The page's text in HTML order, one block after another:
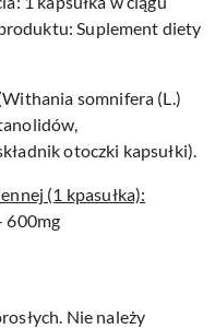
Suplement diety
somnifera (L.)
otoczki kapsułki).
(1 kpasułka):
600mg
Nie należy